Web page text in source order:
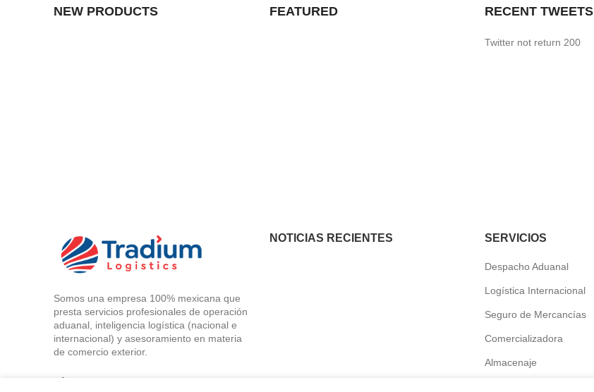
NEW PRODUCTS FEATURED RECENT TWEETS
Twitter not return 200
Somos una empresa 100% mexicana que
presta servicios profesionales de operación
aduanal, inteligencia logística (nacional e
internacional) y asesoramiento en materia
de comercio exterior.
NOTICIAS RECIENTES SERVICIOS
Despacho Aduanal
Logística Internacional
Seguro de Mercancías
Comercializadora
Almacenaje